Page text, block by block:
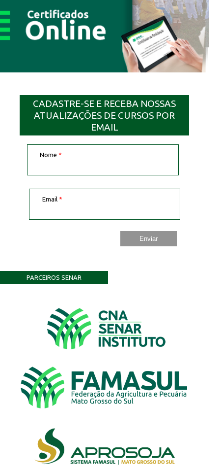
CADASTRE-SE E RECEBA NOSSAS
ATUALIZAÇÕES DE CURSOS POR
EMAIL
Nome *
Email *
PARCEIROS SENAR